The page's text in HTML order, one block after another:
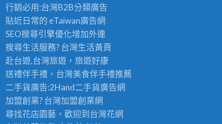
行銷必用:台灣B2B分類廣告
貼近日常的 eTaiwan廣告網
SEO搜尋引擎優化增加外連
搜尋生活服務? 台灣生活黃頁
赴台遊,台灣旅遊，旅遊好康
送禮伴手禮，台灣美食伴手禮推薦
二手貨廣告:2Hand二手貨廣告網
加盟創業? 台灣加盟創業網
尋找花店園藝，歡迎到 台灣花網